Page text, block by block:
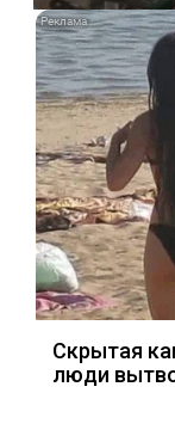
Скрытая
люди